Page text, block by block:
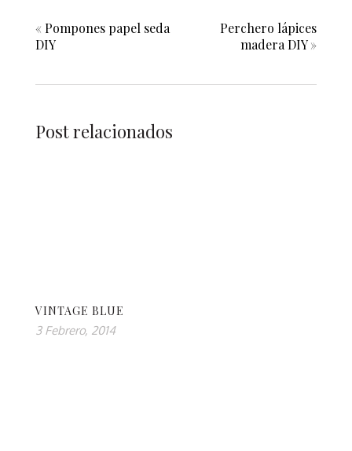
« Pompones papel seda
DIY
Perchero lápices
madera DIY»
Post relacionados
VINTAGE BLUE
3 Febrero, 2014